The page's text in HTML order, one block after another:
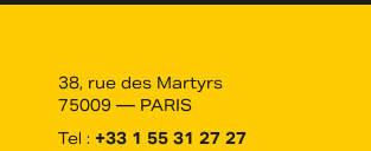
38, rue des Martyrs
75009 — PARIS
Tel : +33 1 55 31 27 27